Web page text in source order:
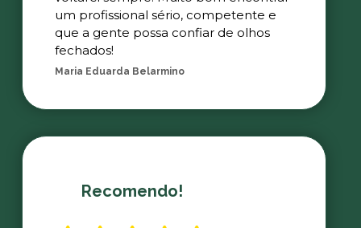
um profissional sério, competente e
que a gente possa confiar de olhos
fechados!
Maria Eduarda Belarmino
Recomendo!